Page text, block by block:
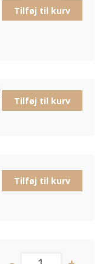
Tilføj til kurv
Tilføj til kurv
Tilføj til kurv